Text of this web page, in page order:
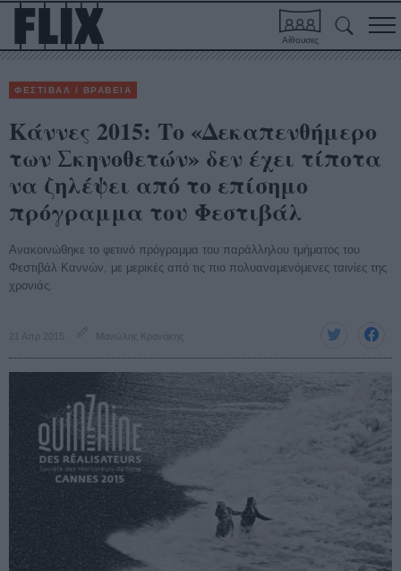
Αίθουσες
ΦΕΣΤΙΒΑΛ / ΒΡΑΒΕΙΑ
Κάννες 2015: Το «Δεκαπενθήμερο
των Σκηνοθετών» δεν έχει τίποτα
να ζηλέψει από το επίσημο
πρόγραμμα του Φεστιβάλ
Ανακοινώθηκε το φετινό πρόγραμμα του παράλληλου τμήματος του
Φεστιβάλ Καννών, με μερικές από τις πιο πολυαναμενόμενες ταινίες της
χρονιάς.
21 Απρ 2015 Μανώλης Κρανάκης